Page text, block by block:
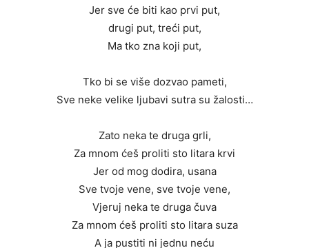
Jer sve će biti kao prvi put,
drugi put, treći put,
Ma tko zna koji put,
Tko bi se više dozvao pameti,
Sve neke velike ljubavi sutra su žalosti…
Zato neka te druga grli,
Za mnom ćeš proliti sto litara krvi
Jer od mog dodira, usana
Sve tvoje vene, sve tvoje vene,
Vjeruj neka te druga čuva
Za mnom ćeš proliti sto litara suza
A ja pustiti ni jednu neću